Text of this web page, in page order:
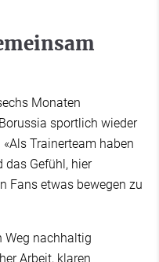
Monaten
sportlich wieder
Trainerteam haben
das Gefühl, hier
Fans etwas bewegen zu
Weg nachhaltig
Arbeit, klaren